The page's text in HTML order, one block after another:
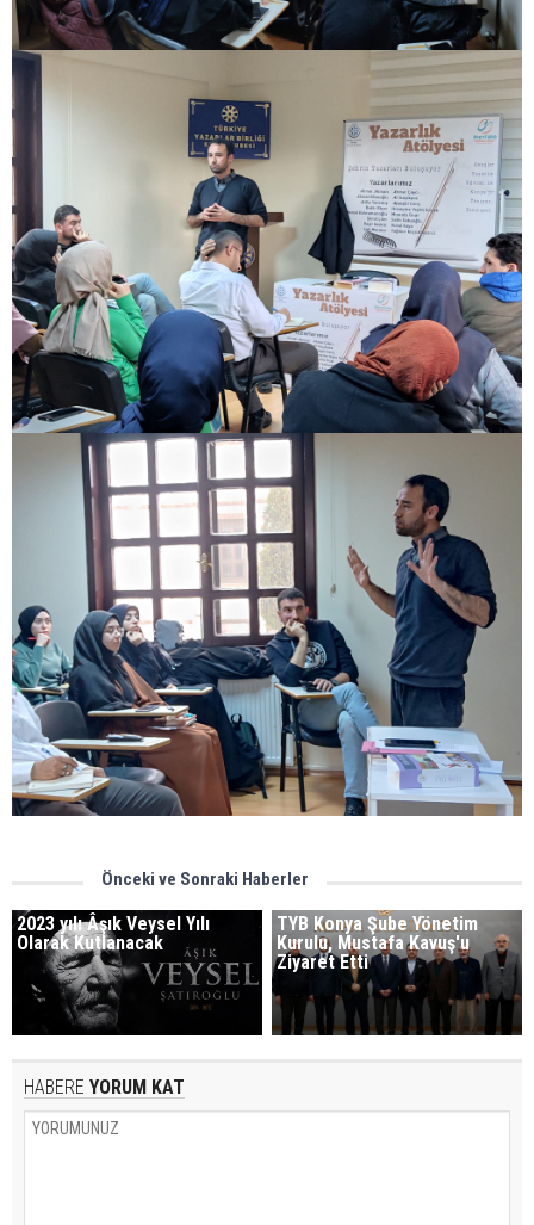
Önceki ve Sonraki Haberler
2023 yılı Âşık Veysel Yılı
Olarak Kutlanacak
TYB Konya Şube Yönetim
Kurulu, Mustafa Kavuş'u
Ziyaret Etti
HABERE YORUM KAT